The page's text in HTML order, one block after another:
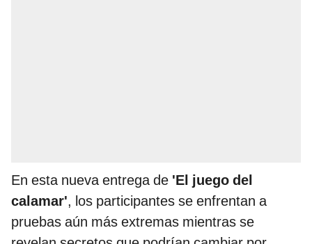
En esta nueva entrega de 'El juego del
calamar', los participantes se enfrentan a
pruebas aún más extremas mientras se